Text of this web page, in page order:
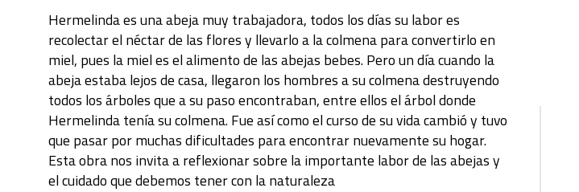
Hermelinda es una abeja muy trabajadora, todos los días su labor es
recolectar el néctar de las flores y llevarlo a la colmena para convertirlo en
miel, pues la miel es el alimento de las abejas bebes. Pero un día cuando la
abeja estaba lejos de casa, llegaron los hombres a su colmena destruyendo
todos los árboles que a su paso encontraban, entre ellos el árbol donde
Hermelinda tenía su colmena. Fue así como el curso de su vida cambió y tuvo
que pasar por muchas dificultades para encontrar nuevamente su hogar.
Esta obra nos invita a reflexionar sobre la importante labor de las abejas y
el cuidado que debemos tener con la naturaleza